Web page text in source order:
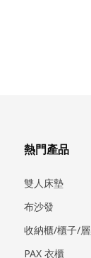
熱門產品
雙人床墊
布沙發
收納櫃/櫃子/
PAX 衣櫃